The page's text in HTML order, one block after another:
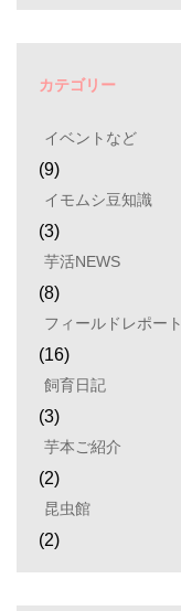
カテゴリー
イベントなど
(9)
イモムシ豆知識
(3)
芋活NEWS
(8)
フィールドレポート
(16)
飼育日記
(3)
芋本ご紹介
(2)
昆虫館
(2)